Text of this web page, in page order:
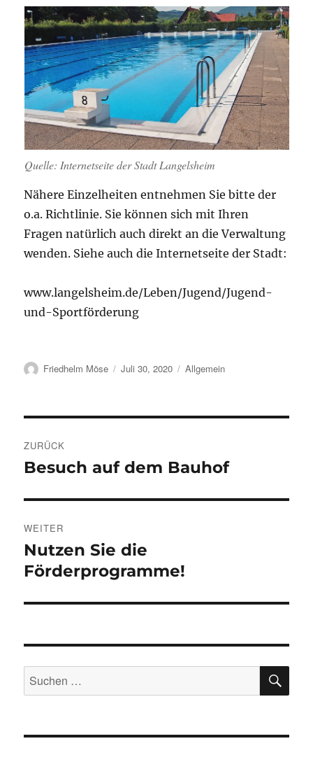
Quelle: Internetseite der Stadt Langelsheim
Nähere Einzelheiten entnehmen Sie bitte der
o.a. Richtlinie. Sie können sich mit Ihren
Fragen natürlich auch direkt an die Verwaltung
wenden. Siehe auch die Internetseite der Stadt:
www.langelsheim.de/Leben/Jugend/Jugend-
und-Sportförderung
Autor
Friedhelm Möse
Veröffentlicht
Juli 30, 2020 Kategorien
Allgemein
ZURÜCK
Vorheriger
Besuch auf dem Bauhof
WEITER
Nächster
Beitrag:
Nutzen Sie die
Förderprogramme!
Suchen
nach: